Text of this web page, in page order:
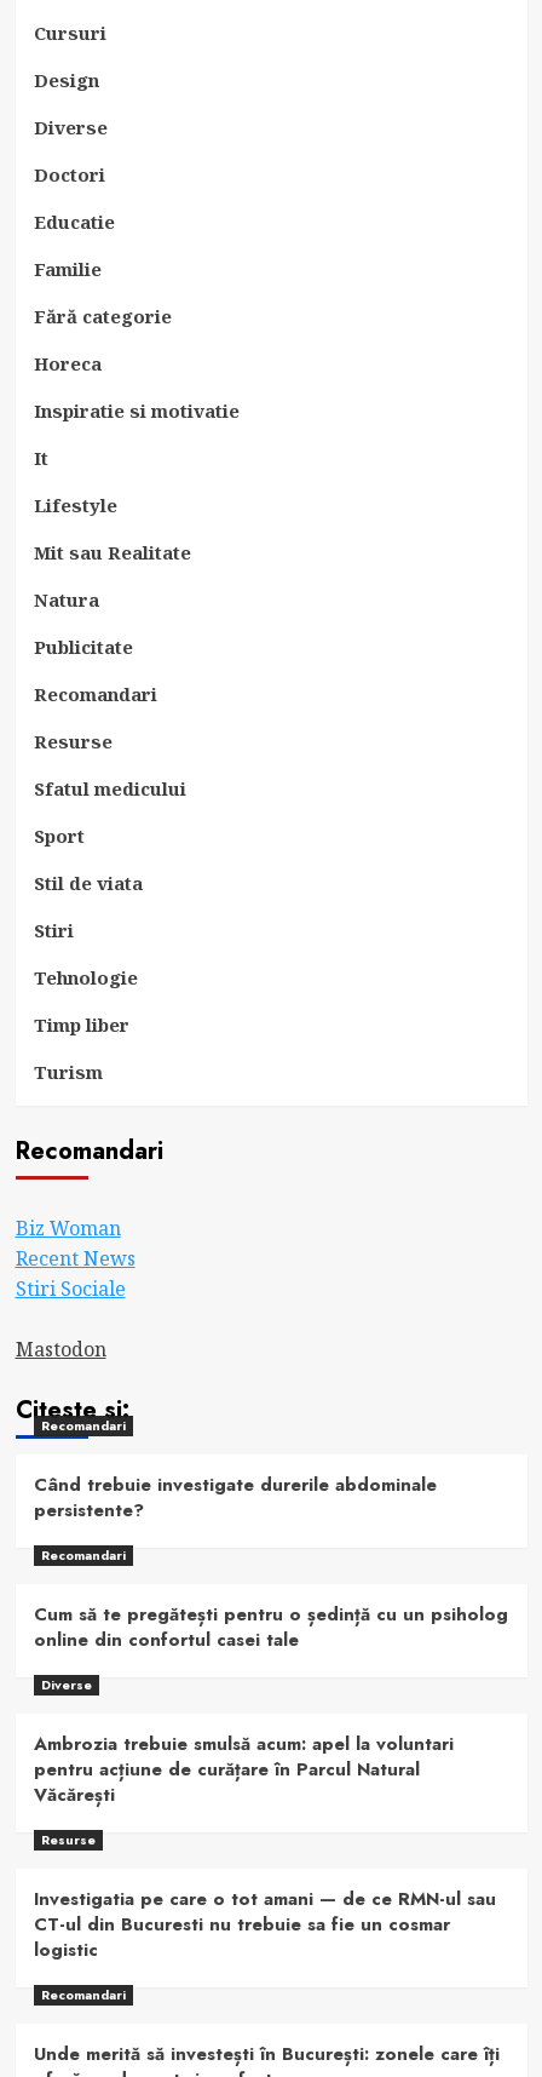
Cursuri
Design
Diverse
Doctori
Educatie
Familie
Fără categorie
Horeca
Inspiratie si motivatie
It
Lifestyle
Mit sau Realitate
Natura
Publicitate
Recomandari
Resurse
Sfatul medicului
Sport
Stil de viata
Stiri
Tehnologie
Timp liber
Turism
Recomandari
Biz Woman
Recent News
Stiri Sociale
Mastodon
Citeste si:
Recomandari
Când trebuie investigate durerile abdominale
persistente?
Recomandari
Cum să te pregătești pentru o ședință cu un psiholog
online din confortul casei tale
Diverse
Ambrozia trebuie smulsă acum: apel la voluntari
pentru acțiune de curățare în Parcul Natural
Văcărești
Resurse
Investigatia pe care o tot amani — de ce RMN-ul sau
CT-ul din Bucuresti nu trebuie sa fie un cosmar
logistic
Recomandari
Unde merită să investești în București: zonele care îți